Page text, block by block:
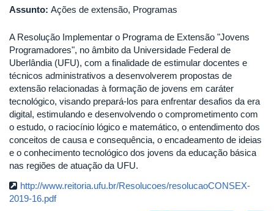
Assunto: Ações de extensão, Programas
A Resolução Implementar o Programa de Extensão "Jovens
Programadores", no âmbito da Universidade Federal de
Uberlândia (UFU), com a finalidade de estimular docentes e
técnicos administrativos a desenvolverem propostas de
extensão relacionadas à formação de jovens em caráter
tecnológico, visando prepará-los para enfrentar desafios da era
digital, estimulando e desenvolvendo o comprometimento com
o estudo, o raciocínio lógico e matemático, o entendimento dos
conceitos de causa e consequência, o encadeamento de ideias
e o conhecimento tecnológico dos jovens da educação básica
nas regiões de atuação da UFU.
http://www.reitoria.ufu.br/Resolucoes/resolucaoCONSEX-
2019-16.pdf